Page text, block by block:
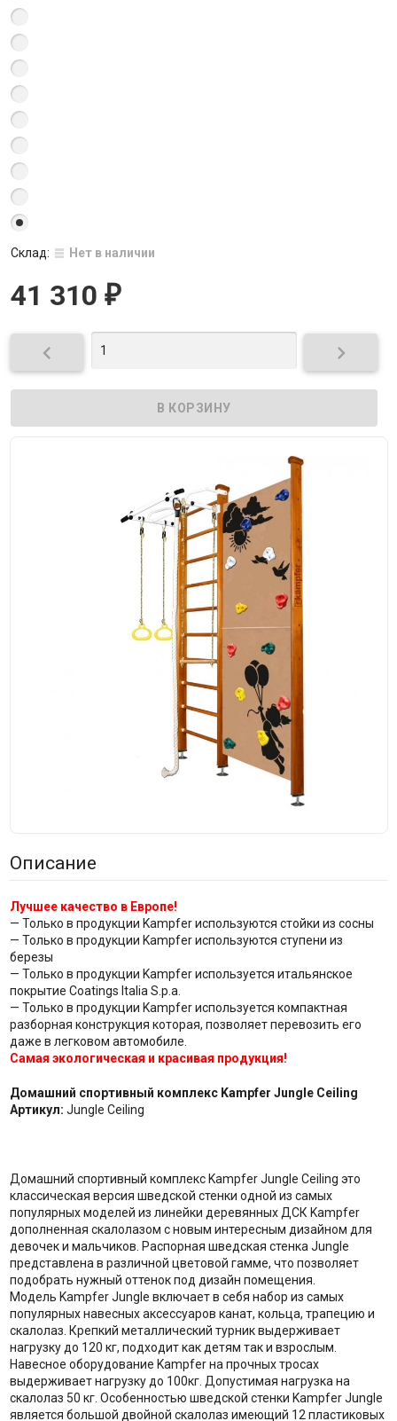
Склад: Нет в наличии
41 310 ₽
 
Описание
Лучшее качество в Европе!
— Только в продукции Kampfer используются стойки из сосны
— Только в продукции Kampfer используются ступени из
березы
— Только в продукции Kampfer используется итальянское
покрытие Coatings Italia S.p.a.
— Только в продукции Kampfer используется компактная
разборная конструкция которая, позволяет перевозить его
даже в легковом автомобиле.
Самая экологическая и красивая продукция!
Домашний спортивный комплекс Kampfer Jungle Ceiling
Артикул: Jungle Ceiling
Домашний спортивный комплекс Kampfer Jungle Ceiling это
классическая версия шведской стенки одной из самых
популярных моделей из линейки деревянных ДСК Kampfer
дополненная скалолазом с новым интересным дизайном для
девочек и мальчиков. Распорная шведская стенка Jungle
представлена в различной цветовой гамме, что позволяет
подобрать нужный оттенок под дизайн помещения.
Модель Kampfer Jungle включает в себя набор из самых
популярных навесных аксессуаров канат, кольца, трапецию и
скалолаз. Крепкий металлический турник выдерживает
нагрузку до 120 кг, подходит как детям так и взрослым.
Навесное оборудование Kampfer на прочных тросах
выдерживает нагрузку до 100кг. Допустимая нагрузка на
скалолаз 50 кг. Особенностью шведской стенки Kampfer Jungle
является большой двойной скалолаз имеющий 12 пластиковых